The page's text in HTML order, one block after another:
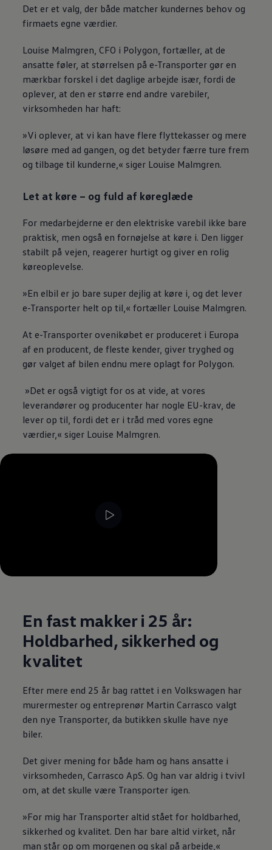
Det er et valg, der både matcher kundernes behov og
firmaets egne værdier.
Louise Malmgren, CFO i Polygon, fortæller, at de
ansatte føler, at størrelsen på e-Transporter gør en
mærkbar forskel i det daglige arbejde især, fordi de
oplever, at den er større end andre varebiler,
virksomheden har haft:
»Vi oplever, at vi kan have flere flyttekasser og mere
løsøre med ad gangen, og det betyder færre ture frem
og tilbage til kunderne,« siger Louise Malmgren.
Let at køre – og fuld af køreglæde
For medarbejderne er den elektriske varebil ikke bare
praktisk, men også en fornøjelse at køre i. Den ligger
stabilt på vejen, reagerer hurtigt og giver en rolig
køreoplevelse.
»En elbil er jo bare super dejlig at køre i, og det lever
e-Transporter helt op til,« fortæller Louise Malmgren.
At e-Transporter ovenikøbet er produceret i Europa
af en producent, de fleste kender, giver tryghed og
gør valget af bilen endnu mere oplagt for Polygon.
»Det er også vigtigt for os at vide, at vores
leverandører og producenter har nogle EU-krav, de
lever op til, fordi det er i tråd med vores egne
værdier,« siger Louise Malmgren.
Remaining time, --:--
En fast makker i 25 år:
Holdbarhed, sikkerhed og
kvalitet
Efter mere end 25 år bag rattet i en Volkswagen har
murermester og entreprenør Martin Carrasco valgt
den nye Transporter, da butikken skulle have nye
biler.
Det giver mening for både ham og hans ansatte i
virksomheden, Carrasco ApS. Og han var aldrig i tvivl
om, at det skulle være Transporter igen.
»For mig har Transporter altid stået for holdbarhed,
sikkerhed og kvalitet. Den har bare altid virket, når
man står op om morgenen og skal på arbejde,«